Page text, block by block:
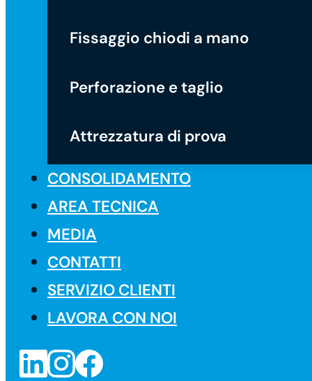
Fissaggio chiodi a mano
Perforazione e taglio
Attrezzatura di prova
CONSOLIDAMENTO
AREA TECNICA
MEDIA
CONTATTI
SERVIZIO CLIENTI
LAVORA CON NOI